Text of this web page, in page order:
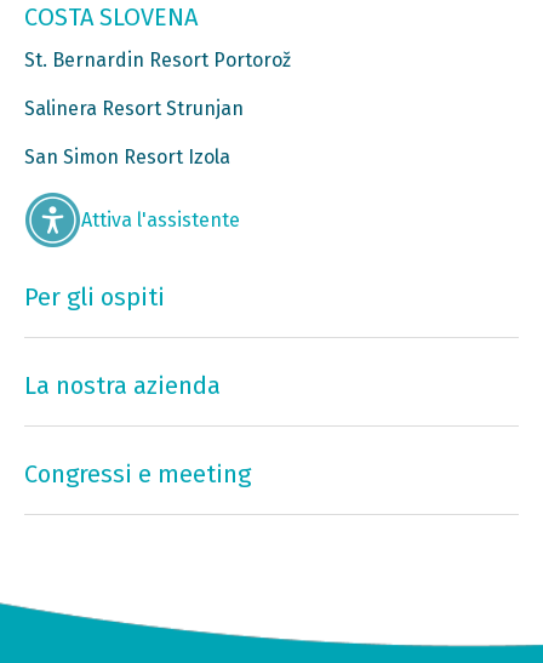
COSTA SLOVENA
St. Bernardin Resort Portorož
Salinera Resort Strunjan
San Simon Resort Izola
Attiva l'assistente
Per gli ospiti
La nostra azienda
Congressi e meeting